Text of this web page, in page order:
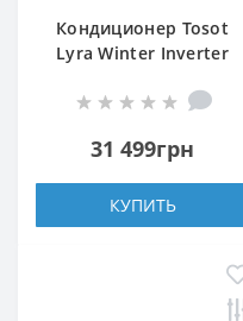
Кондиционер Tosot
Lyra Winter Inverter
31 499грн
КУПИТЬ